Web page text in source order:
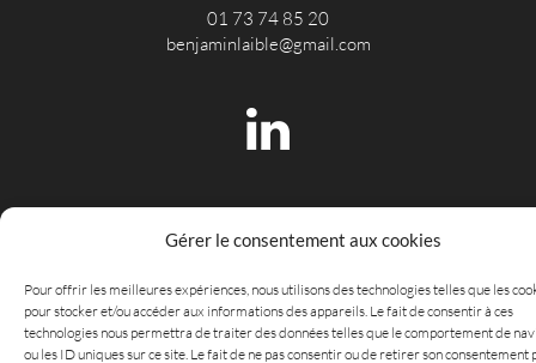
Gérer le consentement aux cookies
Pour offrir les meilleures expériences, nous utilisons des technologies telles que les
pour stocker et/ou accéder aux informations des appareils. Le fait de consentir à ces
technologies nous permettra de traiter des données telles que le comportement de
ou les ID uniques sur ce site. Le fait de ne pas consentir ou de retirer son consentement
01 73 74 85 20
benjaminlaible@gmail.com
Mentions légales|Confidentialité des données